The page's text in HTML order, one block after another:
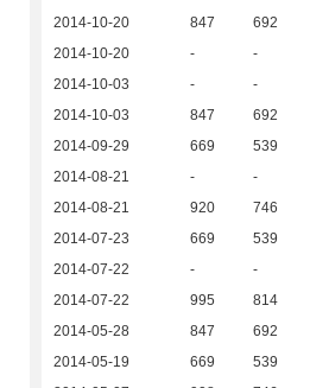
2014-10-20
847 692
2014-10-20
- -
2014-10-03
- -
2014-10-03
847 692
2014-09-29
669 539
2014-08-21
- -
2014-08-21
920 746
2014-07-23
669 539
2014-07-22
- -
2014-07-22
995 814
2014-05-28
847 692
2014-05-19
669 539